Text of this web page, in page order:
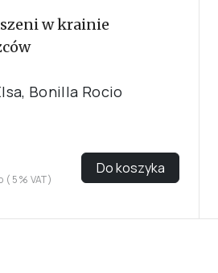
w krainie
Bonilla Rocio
( 5% VAT)
Do koszyka